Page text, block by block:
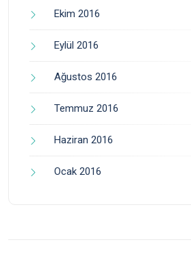
Ekim 2016
Eylül 2016
Ağustos 2016
Temmuz 2016
Haziran 2016
Ocak 2016